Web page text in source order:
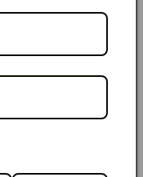
diario.
azucaradas